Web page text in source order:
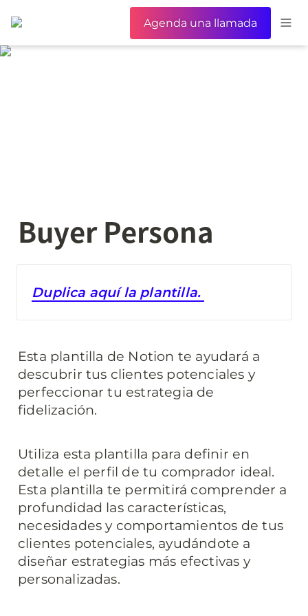
Agenda una llamada
Buyer Persona
Duplica aquí la plantilla.
Esta plantilla de Notion te ayudará a
descubrir tus clientes potenciales y
perfeccionar tu estrategia de
fidelización.
Utiliza esta plantilla para definir en
detalle el perfil de tu comprador ideal.
Esta plantilla te permitirá comprender a
profundidad las características,
necesidades y comportamientos de tus
clientes potenciales, ayudándote a
diseñar estrategias más efectivas y
personalizadas.